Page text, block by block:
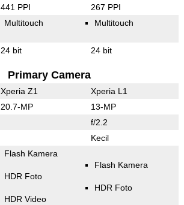
441 PPI 267 PPI
Multitouch Multitouch
24 bit 24 bit
Primary Camera
Xperia Z1 Xperia L1
20.7-MP 13-MP
f/2.2
Kecil
Flash Kamera
HDR Foto
HDR Video
Flash Kamera
HDR Foto